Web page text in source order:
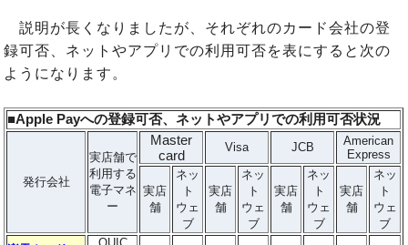
説明が長くなりましたが、それぞれのカード会社の登
録可否、ネットやアプリでの利用可否を表にすると次の
ようになります。
■Apple Payへの登録可否、ネットやアプリでの利用可否状況
発行会社
実店舗で
利用する
電子マネ
ー
Master
card
Visa JCB
American
Express
実店
舗
ネッ
ト
ウェ
ブ
実店
舗
ネッ
ト
ウェ
ブ
実店
舗
ネッ
ト
ウェ
ブ
実店
舗
ネッ
ト
ウェ
ブ